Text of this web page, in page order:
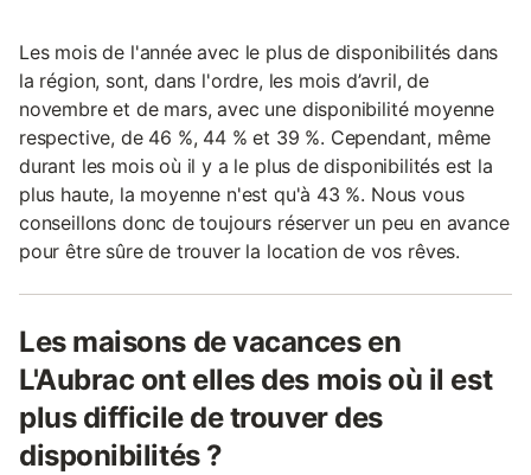
Les mois de l'année avec le plus de disponibilités dans
la région, sont, dans l'ordre, les mois d’avril, de
novembre et de mars, avec une disponibilité moyenne
respective, de 46 %, 44 % et 39 %. Cependant, même
durant les mois où il y a le plus de disponibilités est la
plus haute, la moyenne n'est qu'à 43 %. Nous vous
conseillons donc de toujours réserver un peu en avance
pour être sûre de trouver la location de vos rêves.
Les maisons de vacances en
L'Aubrac ont elles des mois où il est
plus difficile de trouver des
disponibilités ?